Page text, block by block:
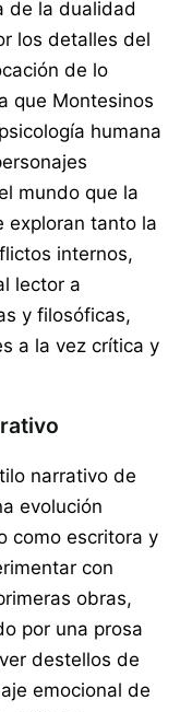
de la dualidad
los detalles del
de lo
que Montesinos
humana
mundo que la
exploran tanto la
internos,
lector a
y filosóficas,
a la vez crítica y
narrativo de
evolución
como escritora y
con
obras,
por una prosa
destellos de
emocional de